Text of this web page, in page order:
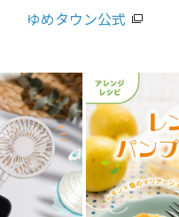
ゆめタウン公式